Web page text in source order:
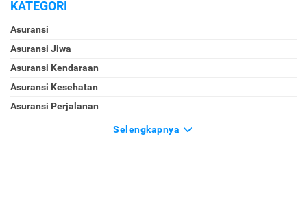
KATEGORI
Asuransi
Asuransi Jiwa
Asuransi Kendaraan
Asuransi Kesehatan
Asuransi Perjalanan
Selengkapnya